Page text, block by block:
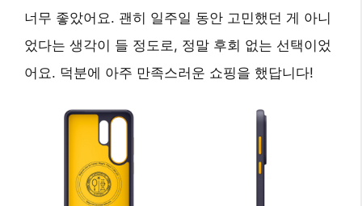
너무 좋았어요. 괜히 일주일 동안 고민했던 게 아니
었다는 생각이 들 정도로, 정말 후회 없는 선택이었
어요. 덕분에 아주 만족스러운 쇼핑을 했답니다!